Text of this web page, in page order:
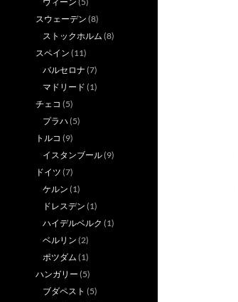
スウェーデン (8)
ストックホルム (8)
スペイン (11)
バルセロナ (7)
マドリード (1)
チェコ (5)
プラハ(5)
トルコ (9)
イスタンブール(9)
ドイツ (7)
ケルン (1)
ドレスデン (1)
ハイデルベルク (1)
ベルリン (2)
ポツダム (1)
ハンガリー (5)
ブダペスト (5)